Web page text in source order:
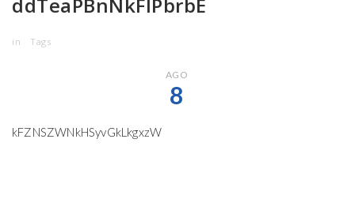
ddTeaPBnNkFlPbrbE
in Tags
AGO
8
kFZNSZWNkHSyvGkLkgxzW